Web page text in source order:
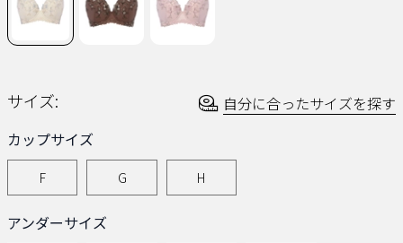
サイズ:
自分に合ったサイズを探す
カップサイズ
F G H
アンダーサイズ